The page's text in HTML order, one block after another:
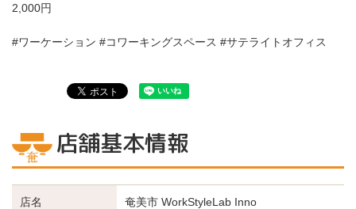
2,000円
#ワーケーション #コワーキングスペース #サテライトオフィス
店舗基本情報
店名 奄美市 WorkStyleLab Inno